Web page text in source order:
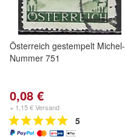
Österreich gestempelt Michel-
Nummer 751
0,08 €
+ 1,15 € Versand
5